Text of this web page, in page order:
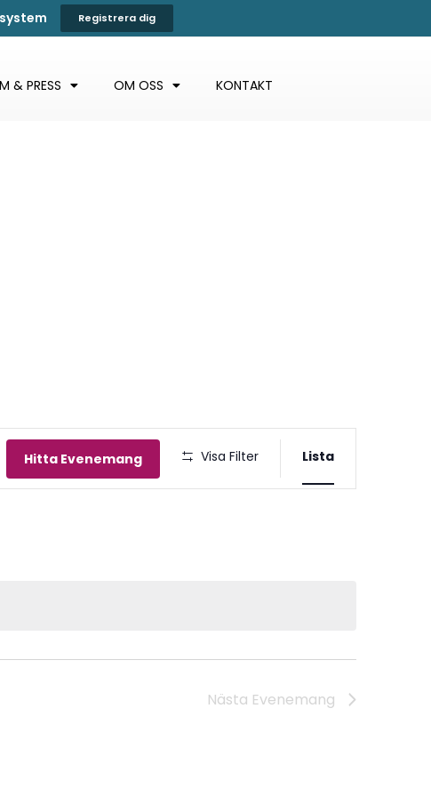
Registrera dig
& PRESS OM OSS KONTAKT
Hitta Evenemang Visa Filter Lista
Nästa Evenemang